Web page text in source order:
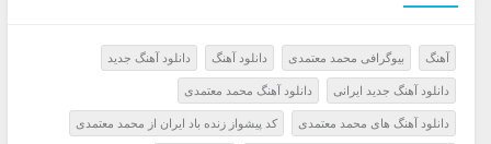
آهنگ بیوگرافی محمد معتمدی دانلود آهنگ دانلود آهنگ جدید
دانلود آهنگ جدید ایرانی دانلود آهنگ محمد معتمدی
دانلود آهنگ های محمد معتمدی کد پیشواز زنده باد ایران از محمد معتمدی